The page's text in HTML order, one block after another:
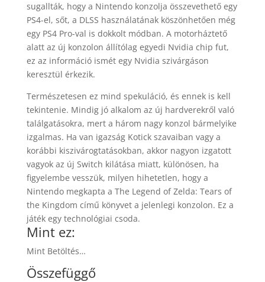
sugallták, hogy a Nintendo konzolja összevethető egy
PS4-el, sőt, a DLSS használatának köszönhetően még
egy PS4 Pro-val is dokkolt módban. A motorháztető
alatt az új konzolon állítólag egyedi Nvidia chip fut,
ez az információ ismét egy Nvidia szivárgáson
keresztül érkezik.
Természetesen ez mind spekuláció, és ennek is kell
tekintenie. Mindig jó alkalom az új hardverekről való
találgatásokra, mert a három nagy konzol bármelyike
​​izgalmas. Ha van igazság Kotick szavaiban vagy a
korábbi kiszivárogtatásokban, akkor nagyon izgatott
vagyok az új Switch kilátása miatt, különösen, ha
figyelembe vesszük, milyen hihetetlen, hogy a
Nintendo megkapta a The Legend of Zelda: Tears of
the Kingdom című könyvet a jelenlegi konzolon. Ez a
játék egy technológiai csoda.
Mint ez:
Mint Betöltés…
Összefüggő